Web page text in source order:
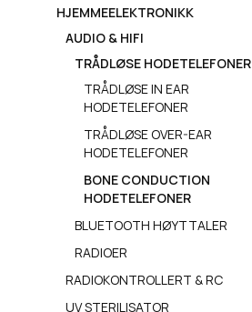
HJEMMEELEKTRONIKK
AUDIO & HIFI
TRÅDLØSE HODETELEFONER
TRÅDLØSE IN EAR
HODETELEFONER
TRÅDLØSE OVER-EAR
HODETELEFONER
BONE CONDUCTION
HODETELEFONER
BLUETOOTH HØYTTALER
RADIOER
RADIOKONTROLLERT & RC
UV STERILISATOR